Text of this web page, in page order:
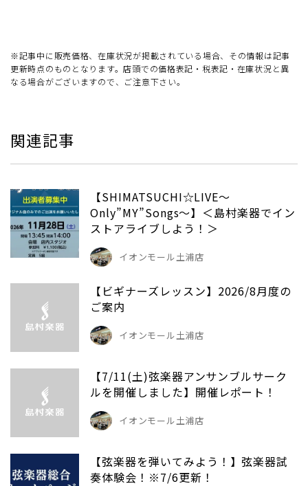
※記事中に販売価格、在庫状況が掲載されている場合、その情報は記事
更新時点のものとなります。店頭での価格表記・税表記・在庫状況と異
なる場合がございますので、ご注意下さい。
関連記事
【SHIMATSUCHI☆LIVE～
Only”MY”Songs～】＜島村楽器でイン
ストアライブしよう！＞
イオンモール土浦店
【ビギナーズレッスン】2026/8月度の
ご案内
イオンモール土浦店
【7/11(土)弦楽器アンサンブルサーク
ルを開催しました】開催レポート！
イオンモール土浦店
【弦楽器を弾いてみよう！】弦楽器試
奏体験会！※7/6更新！